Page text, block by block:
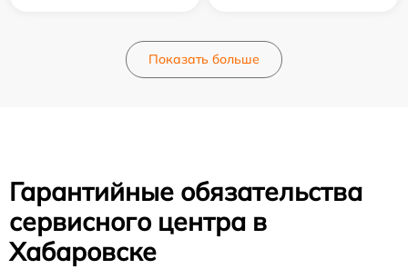
Показать больше
Гарантийные обязательства
сервисного центра в
Хабаровске